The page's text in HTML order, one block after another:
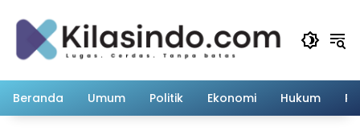
Beranda Umum Politik Ekonomi Hukum